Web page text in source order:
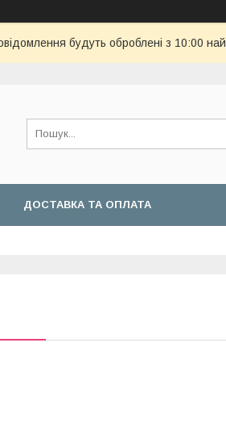
будуть оброблені з 10:00
ДОСТАВКА ТА ОПЛАТА